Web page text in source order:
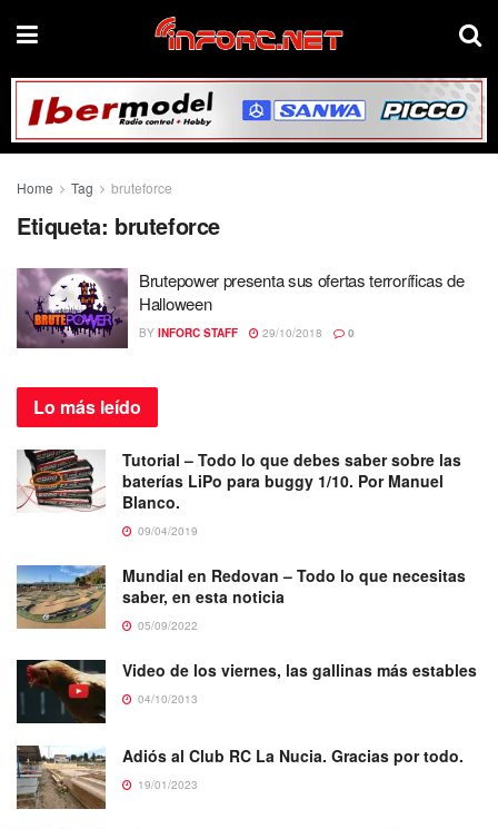
Home Tag bruteforce
Etiqueta: bruteforce
Brutepower presenta sus ofertas terroríficas de
Halloween
BY INFORC STAFF 29/10/2018 0
Lo más leído
Tutorial – Todo lo que debes saber sobre las
baterías LiPo para buggy 1/10. Por Manuel
Blanco.
09/04/2019
Mundial en Redovan – Todo lo que necesitas
saber, en esta noticia
05/09/2022
Video de los viernes, las gallinas más estables
04/10/2013
Adiós al Club RC La Nucia. Gracias por todo.
19/01/2023